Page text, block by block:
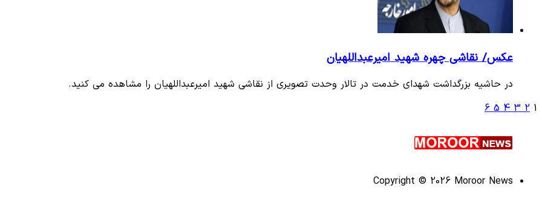
عکس/ نقاشی چهره شهید امیرعبداللهیان
در حاشیه بزرگداشت شهدای خدمت در تالار وحدت تصویری از نقاشی شهید امیرعبداللهیان را مشاهده می کنید.
1
2
3
4
5
6
Copyright © 2026 Moroor News